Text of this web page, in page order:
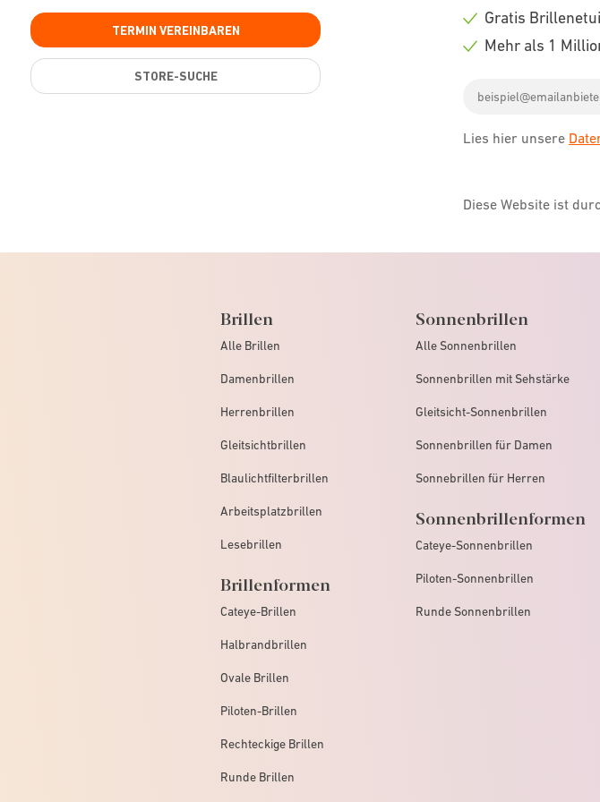
TERMIN VEREINBAREN
STORE-SUCHE
Check
Check
Gratis Brillenetui
Mehr als 1
address
Lies hier unsere
Diese Website ist
Brillen
Alle Brillen
Damenbrillen
Herrenbrillen
Gleitsichtbrillen
Blaulichtfilterbrillen
Arbeitsplatzbrillen
Lesebrillen
Brillenformen
Cateye-Brillen
Halbrandbrillen
Ovale Brillen
Piloten-Brillen
Rechteckige Brillen
Runde Brillen
Sonnenbrillen
Alle Sonnenbrillen
Sonnenbrillen mit Sehstärke
Gleitsicht-Sonnenbrillen
Sonnenbrillen für Damen
Sonnebrillen für Herren
Sonnenbrillenformen
Cateye-Sonnenbrillen
Piloten-Sonnenbrillen
Runde Sonnenbrillen